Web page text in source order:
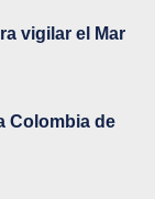
vigilar el Mar
Colombia de